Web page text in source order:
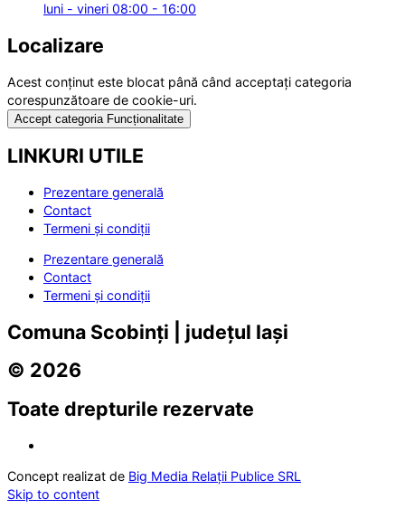
luni - vineri 08:00 - 16:00
Localizare
Acest conținut este blocat până când acceptați categoria
corespunzătoare de cookie-uri.
Accept categoria Funcționalitate
LINKURI UTILE
Prezentare generală
Contact
Termeni și condiții
Prezentare generală
Contact
Termeni și condiții
Comuna Scobinți | județul Iași
© 2026
Toate drepturile rezervate
Concept realizat de Big Media Relații Publice SRL
Skip to content